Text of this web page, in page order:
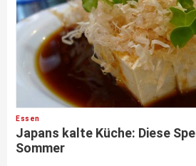
Essen
Japans kalte Küche: Diese
Sommer